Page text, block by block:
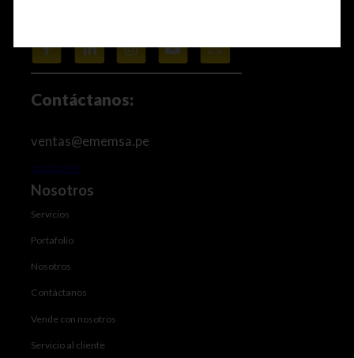
Contáctanos:
ventas@ememsa.pe
952252097
Nosotros
Servicios
Portafolio
Nosotros
Contáctanos
Vende con nosotros
Servicio al cliente